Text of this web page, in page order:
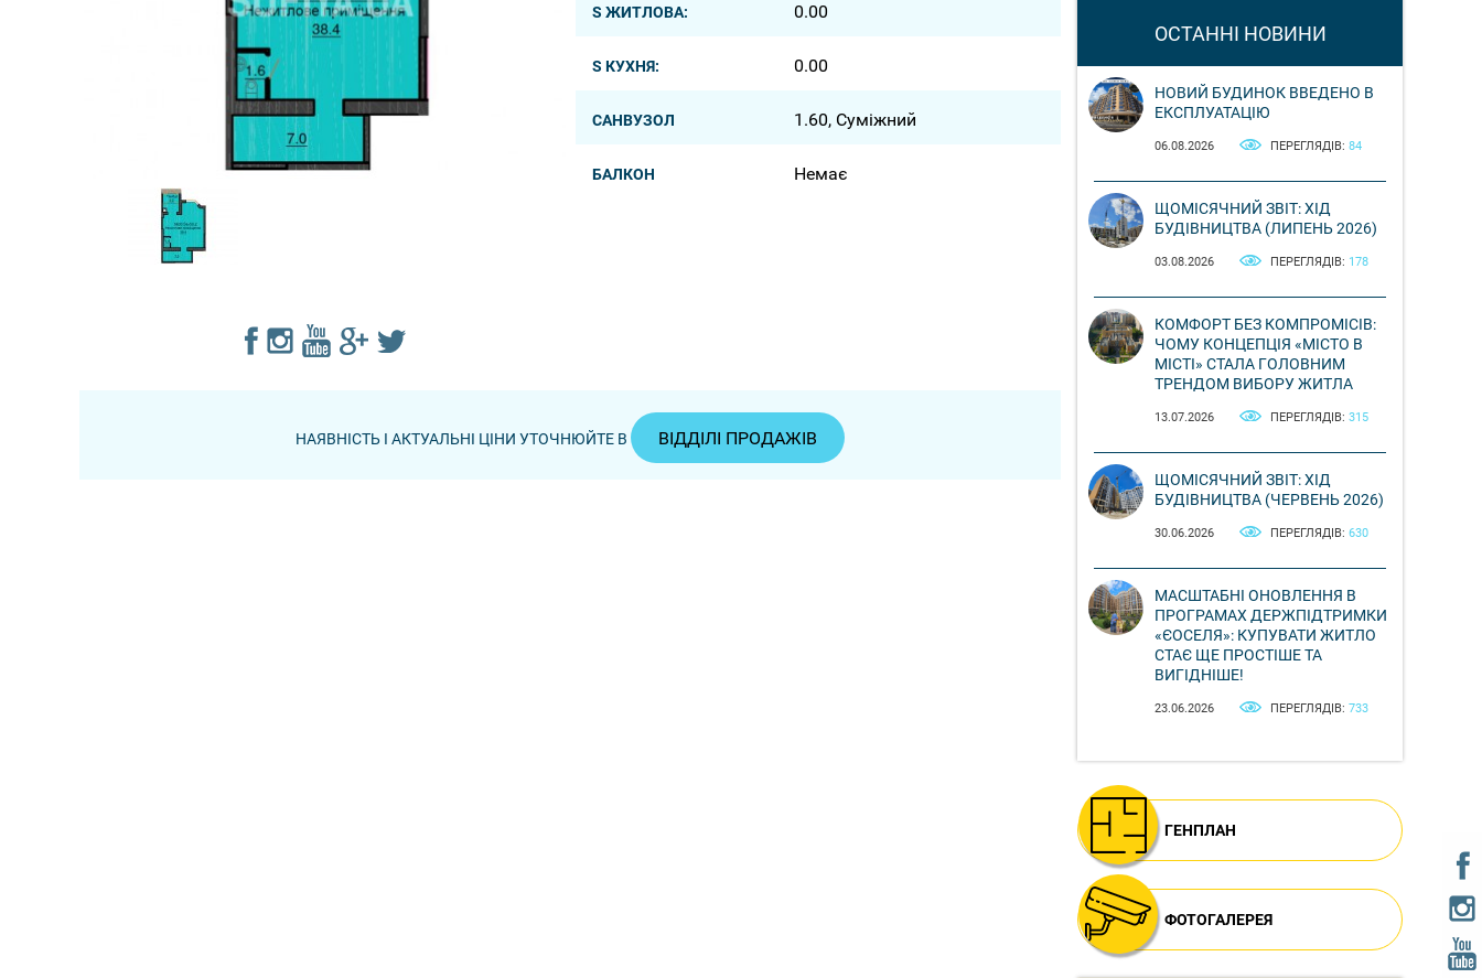
S ЖИТЛОВА: 0.00
S КУХНЯ: 0.00
САНВУЗОЛ 1.60, Суміжний
БАЛКОН Немає
НАЯВНІСТЬ І АКТУАЛЬНІ ЦІНИ УТОЧНЮЙТЕ В ВІДДІЛІ ПРОДАЖІВ
ОСТАННІ НОВИНИ
НОВИЙ БУДИНОК ВВЕДЕНО В
ЕКСПЛУАТАЦІЮ
06.08.2026 ПЕРЕГЛЯДІВ: 84
ЩОМІСЯЧНИЙ ЗВІТ: ХІД
БУДІВНИЦТВА (ЛИПЕНЬ 2026)
03.08.2026 ПЕРЕГЛЯДІВ: 178
КОМФОРТ БЕЗ КОМПРОМІСІВ:
ЧОМУ КОНЦЕПЦІЯ «МІСТО В
МІСТІ» СТАЛА ГОЛОВНИМ
ТРЕНДОМ ВИБОРУ ЖИТЛА
13.07.2026 ПЕРЕГЛЯДІВ: 315
ЩОМІСЯЧНИЙ ЗВІТ: ХІД
БУДІВНИЦТВА (ЧЕРВЕНЬ 2026)
30.06.2026 ПЕРЕГЛЯДІВ: 630
МАСШТАБНІ ОНОВЛЕННЯ В
ПРОГРАМАХ ДЕРЖПІДТРИМКИ
«ЄОСЕЛЯ»: КУПУВАТИ ЖИТЛО
СТАЄ ЩЕ ПРОСТІШЕ ТА
ВИГІДНІШЕ!
23.06.2026 ПЕРЕГЛЯДІВ: 733
ГЕНПЛАН
ФОТОГАЛЕРЕЯ